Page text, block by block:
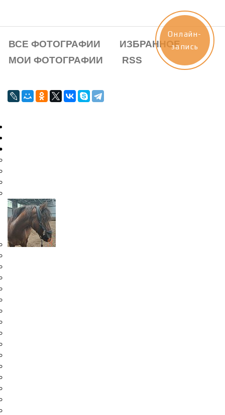
ВСЕ ФОТОГРАФИИ
ИЗБРАННОЕ
МОИ ФОТОГРАФИИ
RSS
Онлайн-
запись